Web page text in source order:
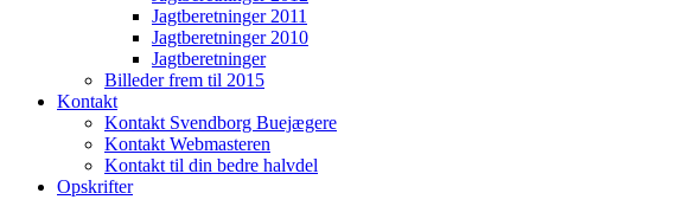
Jagtberetninger 2011
Jagtberetninger 2010
Jagtberetninger
Billeder frem til 2015
Kontakt
Kontakt Svendborg Buejægere
Kontakt Webmasteren
Kontakt til din bedre halvdel
Opskrifter